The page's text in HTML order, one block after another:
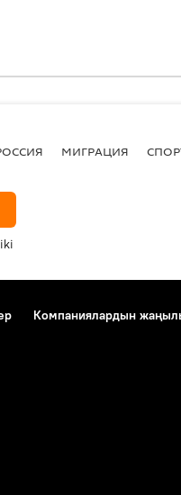
МИГРАЦИЯ
Компаниялардын